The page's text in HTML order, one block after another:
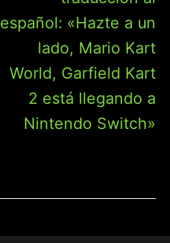
español: «Hazte a un
lado, Mario Kart
World, Garfield Kart
2 está llegando a
Nintendo Switch»